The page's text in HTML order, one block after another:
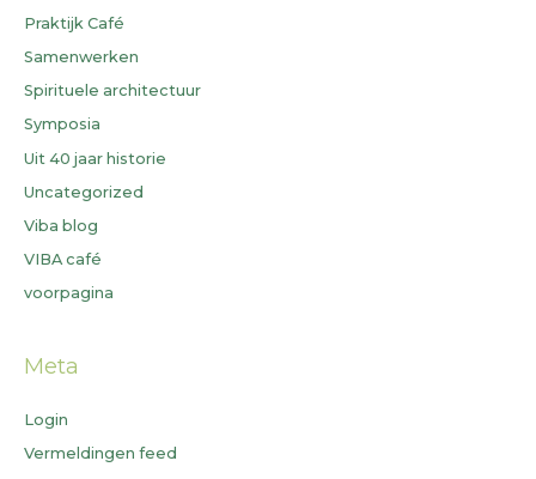
Praktijk Café
Samenwerken
Spirituele architectuur
Symposia
Uit 40 jaar historie
Uncategorized
Viba blog
VIBA café
voorpagina
Meta
Login
Vermeldingen feed